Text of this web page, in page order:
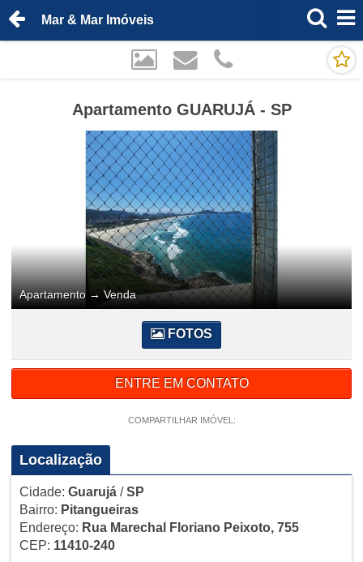
Mar & Mar Imóveis
Apartamento GUARUJÁ - SP
Apartamento → Venda
FOTOS
ENTRE EM CONTATO
COMPARTILHAR IMÓVEL:
Localização
Cidade: Guarujá/SP
Bairro: Pitangueiras
Endereço: Rua Marechal Floriano Peixoto, 755
CEP: 11410-240